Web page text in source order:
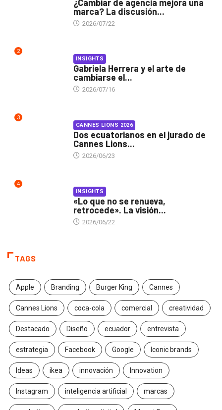
¿Cambiar de agencia mejora una
marca? La discusión...
2026/07/22
2
INSIGHTS
Gabriela Herrera y el arte de
cambiarse el...
2026/07/16
3
CANNES LIONS 2026
Dos ecuatorianos en el jurado de
Cannes Lions...
2026/06/23
4
INSIGHTS
«Lo que no se renueva,
retrocede». La visión...
2026/06/22
TAGS
Apple Branding Burger King Cannes
Cannes Lions coca-cola comercial creatividad
Destacado Diseño ecuador entrevista
estrategia Facebook Google Iconic brands
Ideas ikea innovación Innovation
Instagram inteligencia artificial marcas